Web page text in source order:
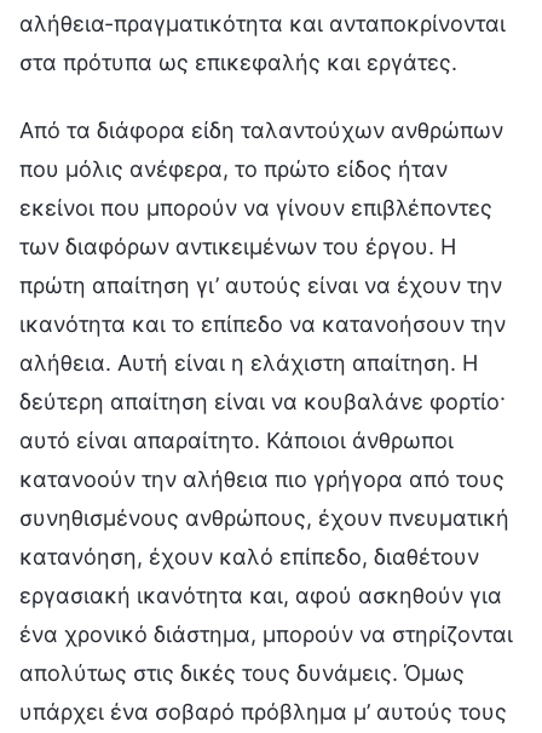
αλήθεια-πραγματικότητα και ανταποκρίνονται
στα πρότυπα ως επικεφαλής και εργάτες.
Από τα διάφορα είδη ταλαντούχων ανθρώπων
που μόλις ανέφερα, το πρώτο είδος ήταν
εκείνοι που μπορούν να γίνουν επιβλέποντες
των διαφόρων αντικειμένων του έργου. Η
πρώτη απαίτηση γι’ αυτούς είναι να έχουν την
ικανότητα και το επίπεδο να κατανοήσουν την
αλήθεια. Αυτή είναι η ελάχιστη απαίτηση. Η
δεύτερη απαίτηση είναι να κουβαλάνε φορτίο·
αυτό είναι απαραίτητο. Κάποιοι άνθρωποι
κατανοούν την αλήθεια πιο γρήγορα από τους
συνηθισμένους ανθρώπους, έχουν πνευματική
κατανόηση, έχουν καλό επίπεδο, διαθέτουν
εργασιακή ικανότητα και, αφού ασκηθούν για
ένα χρονικό διάστημα, μπορούν να στηρίζονται
απολύτως στις δικές τους δυνάμεις. Όμως
υπάρχει ένα σοβαρό πρόβλημα μ’ αυτούς τους